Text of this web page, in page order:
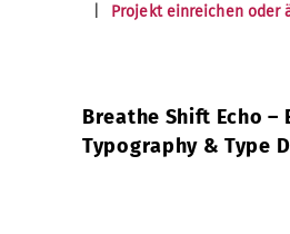
Projekt einreichen oder
Breathe Shift Echo –
Typography & Type